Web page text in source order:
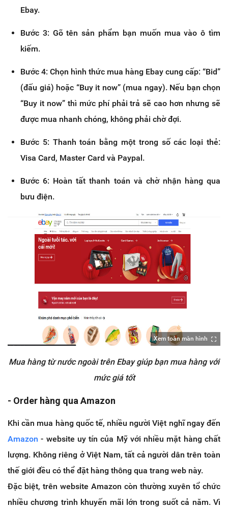
Ebay.
Bước 3: Gõ tên sản phẩm bạn muốn mua vào ô tìm
kiếm.
Bước 4: Chọn hình thức mua hàng Ebay cung cấp: “Bid”
(đấu giá) hoặc “Buy it now” (mua ngay). Nếu bạn chọn
“Buy it now” thì mức phí phải trả sẽ cao hơn nhưng sẽ
được mua nhanh chóng, không phải chờ đợi.
Bước 5: Thanh toán bằng một trong số các loại thẻ:
Visa Card, Master Card và Paypal.
Bước 6: Hoàn tất thanh toán và chờ nhận hàng qua
bưu điện.
Xem toàn màn hình
Mua hàng từ nước ngoài trên Ebay giúp bạn mua hàng với
mức giá tốt
- Order hàng qua Amazon
Khi cần mua hàng quốc tế, nhiều người Việt nghĩ ngay đến
Amazon - website uy tín của Mỹ với nhiều mặt hàng chất
lượng. Không riêng ở Việt Nam, tất cả người dân trên toàn
thế giới đều có thể đặt hàng thông qua trang web này.
Đặc biệt, trên website Amazon còn thường xuyên tổ chức
nhiều chương trình khuyến mãi lớn trong suốt cả năm. Vì